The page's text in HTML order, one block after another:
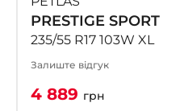
PRESTIGE SPORT
235/55 R17 103W XL
Залиште відгук
4 889 грн